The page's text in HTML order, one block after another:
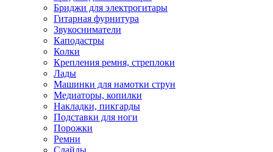
Бриджи для электрогитары
Гитарная фурнитура
Звукосниматели
Каподастры
Колки
Крепления ремня, стреплоки
Лады
Машинки для намотки струн
Медиаторы, копилки
Накладки, пикгарды
Подставки для ноги
Порожки
Ремни
Слайды